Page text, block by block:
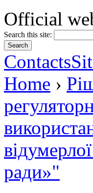
Official
Search this site:
Contacts
Home ›
ради»"